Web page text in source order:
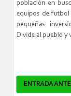
población en
equipos de futbol
pequeñas
Divide al pueblo y
ENTRADA